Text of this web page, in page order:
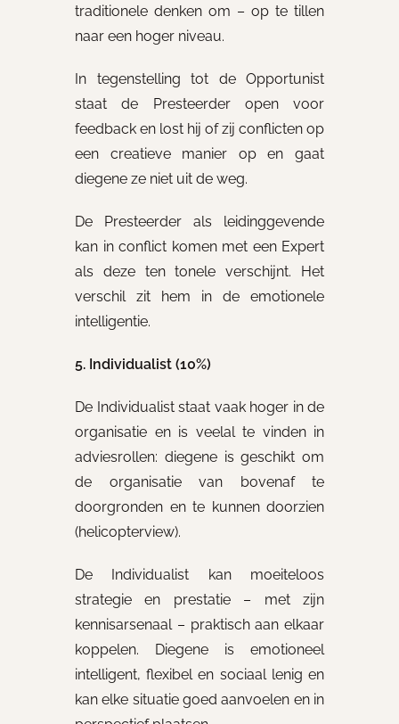
traditionele denken om – op te tillen
naar een hoger niveau.
In tegenstelling tot de Opportunist
staat de Presteerder open voor
feedback en lost hij of zij conflicten op
een creatieve manier op en gaat
diegene ze niet uit de weg.
De Presteerder als leidinggevende
kan in conflict komen met een Expert
als deze ten tonele verschijnt. Het
verschil zit hem in de emotionele
intelligentie.
5. Individualist (10%)
De Individualist staat vaak hoger in de
organisatie en is veelal te vinden in
adviesrollen: diegene is geschikt om
de organisatie van bovenaf te
doorgronden en te kunnen doorzien
(helicopterview).
De Individualist kan moeiteloos
strategie en prestatie – met zijn
kennisarsenaal – praktisch aan elkaar
koppelen. Diegene is emotioneel
intelligent, flexibel en sociaal lenig en
kan elke situatie goed aanvoelen en in